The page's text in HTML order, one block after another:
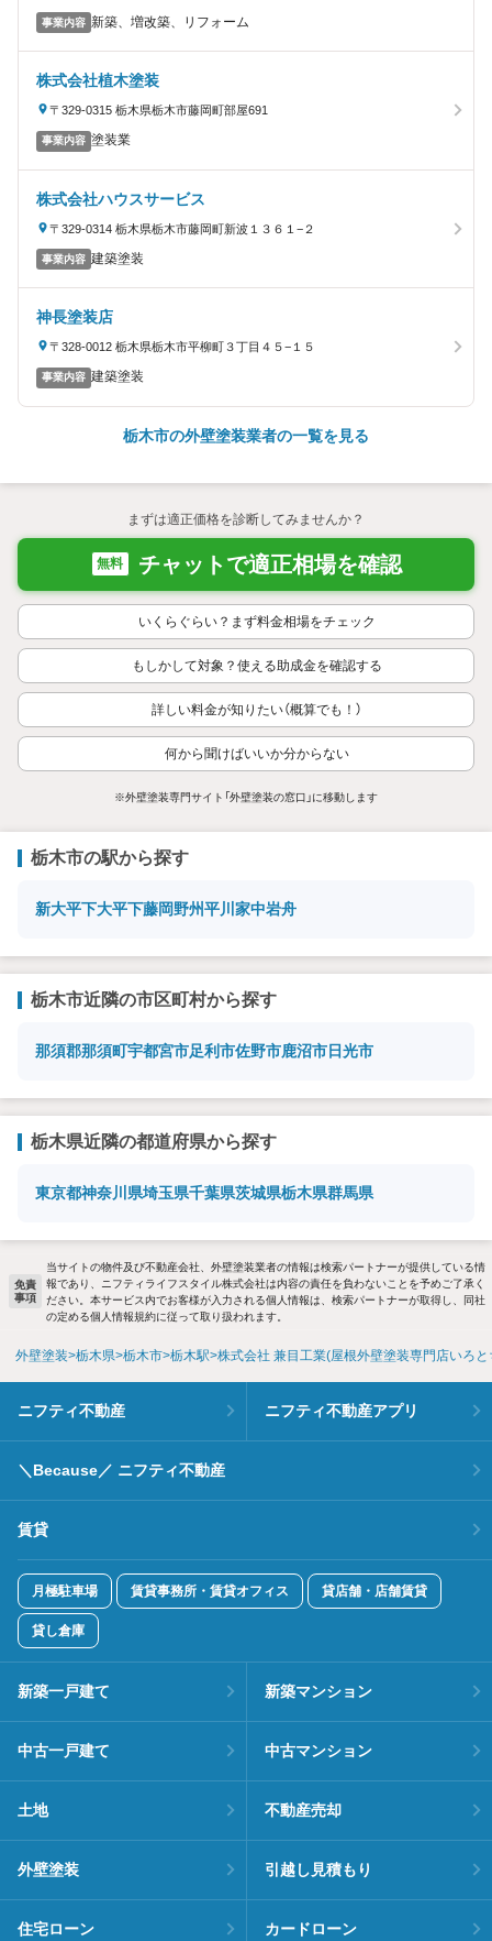
事業内容 新築、増改築、リフォーム
株式会社植木塗装
〒329-0315 栃木県栃木市藤岡町部屋691
事業内容 塗装業
株式会社ハウスサービス
〒329-0314 栃木県栃木市藤岡町新波１３６１−２
事業内容 建築塗装
神長塗装店
〒328-0012 栃木県栃木市平柳町３丁目４５−１５
事業内容 建築塗装
栃木市の外壁塗装業者の一覧を見る
まずは適正価格を診断してみませんか？
無料 チャットで適正相場を確認
いくらぐらい？まず料金相場をチェック
もしかして対象？使える助成金を確認する
詳しい料金が知りたい（概算でも！）
何から聞けばいいか分からない
※外壁塗装専門サイト「外壁塗装の窓口」に移動します
栃木市の駅から探す
新大平下大平下藤岡野州平川 家中岩舟
栃木市近隣の市区町村から探す
那須郡那須町宇都宮市足利市佐野市鹿沼市日光市
栃木県近隣の都道府県から探す
東京都神奈川県埼玉県千葉県茨城県栃木県群馬県
免責
事項
当サイトの物件及び不動産会社、外壁塗装業者の情報は検索パートナーが提供している情
報であり、ニフティライフスタイル株式会社は内容の責任を負わないことを予めご了承く
ださい。本サービス内でお客様が入力される個人情報は、検索パートナーが取得し、同社
の定める個人情報規約に従って取り扱われます。
外壁塗装 栃木県 栃木市 栃木駅 株式会社 兼目工業(屋根外壁塗装専門店いろと
ニフティ不動産 ニフティ不動産アプリ
＼Because／ ニフティ不動産
賃貸
月極駐車場 賃貸事務所・賃貸オフィス 貸店舗・店舗賃貸
貸し倉庫
新築一戸建て 新築マンション
中古一戸建て 中古マンション
土地 不動産売却
外壁塗装 引越し見積もり
住宅ローン カードローン